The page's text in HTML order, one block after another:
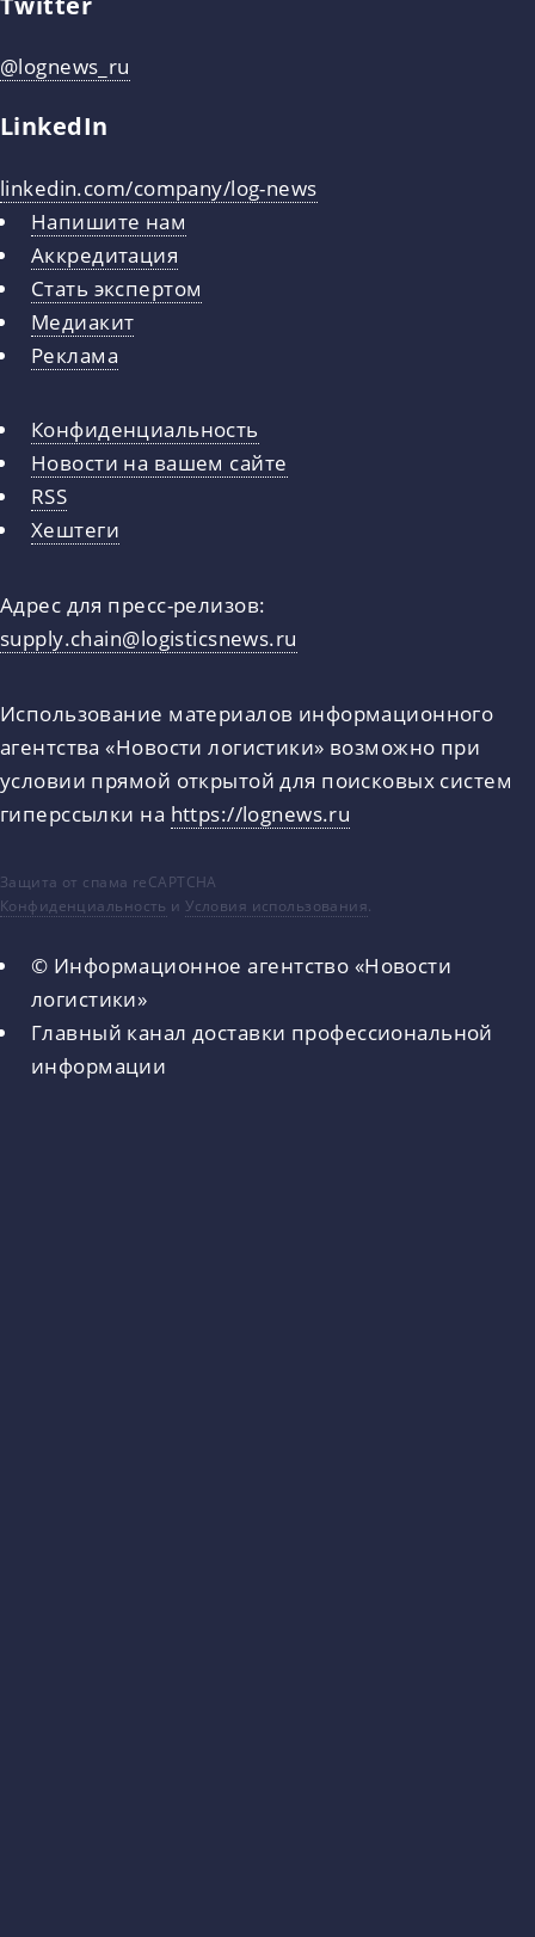
@lognews_ru
LinkedIn
linkedin.com/company/log-news
Напишите нам
Аккредитация
Стать экспертом
Медиакит
Реклама
Конфиденциальность
Новости на вашем сайте
RSS
Хештеги
Адрес для пресс-релизов:
supply.chain@logisticsnews.ru
Использование материалов информационного
агентства «Новости логистики» возможно при
условии прямой открытой для поисковых систем
гиперссылки на https://lognews.ru
Защита от спама reCAPTCHA
Конфиденциальность иУсловия использования.
© Информационное агентство «Новости
логистики»
Главный канал доставки профессиональной
информации